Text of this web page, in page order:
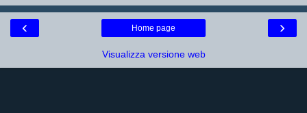
‹ ›
Home page
Visualizza versione web